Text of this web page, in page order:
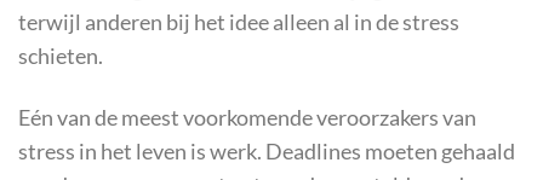
terwijl anderen bij het idee alleen al in de stress
schieten.
Eén van de meest voorkomende veroorzakers van
stress in het leven is werk. Deadlines moeten gehaald